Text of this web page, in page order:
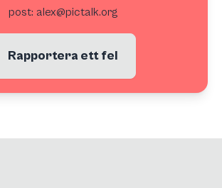
post: alex@pictalk.org
Rapportera ett fel